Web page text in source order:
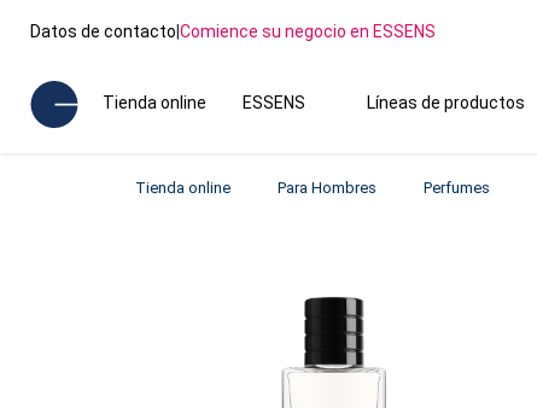
Datos de contacto|Comience su negocio en ESSENS
Tienda online ESSENS Líneas de productos
Tienda online Para Hombres Perfumes